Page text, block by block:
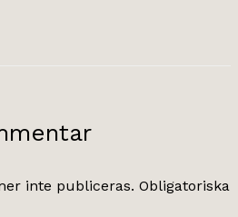
inte publiceras. Obligatoriska